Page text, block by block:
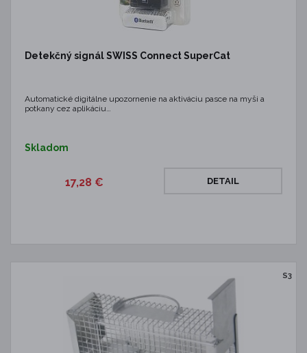
Detekčný signál SWISS Connect SuperCat
Automatické digitálne upozornenie na aktiváciu pasce na myši a
potkany cez aplikáciu…
Skladom
17,28 € DETAIL
S3